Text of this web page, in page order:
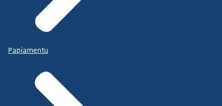
Papiamentu